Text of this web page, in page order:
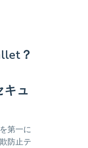
？
キュ
第一に
防止テ